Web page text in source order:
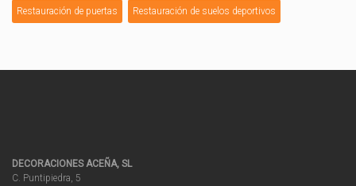
Restauración de puertas Restauración de suelos deportivos
DECORACIONES ACEÑA, SL
C. Puntipiedra, 5